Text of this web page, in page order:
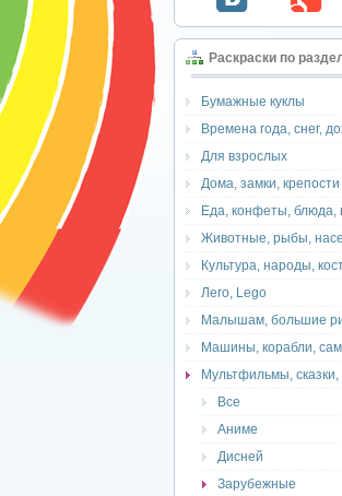
Раскраски по
Бумажные куклы
Времена года, снег,
Для взрослых
Дома, замки, крепости
Еда, конфеты, блюда,
Животные, рыбы,
Культура, народы,
Лего, Lego
Малышам, большие
Машины, корабли,
Мультфильмы,
Все
Аниме
Дисней
Зарубежные